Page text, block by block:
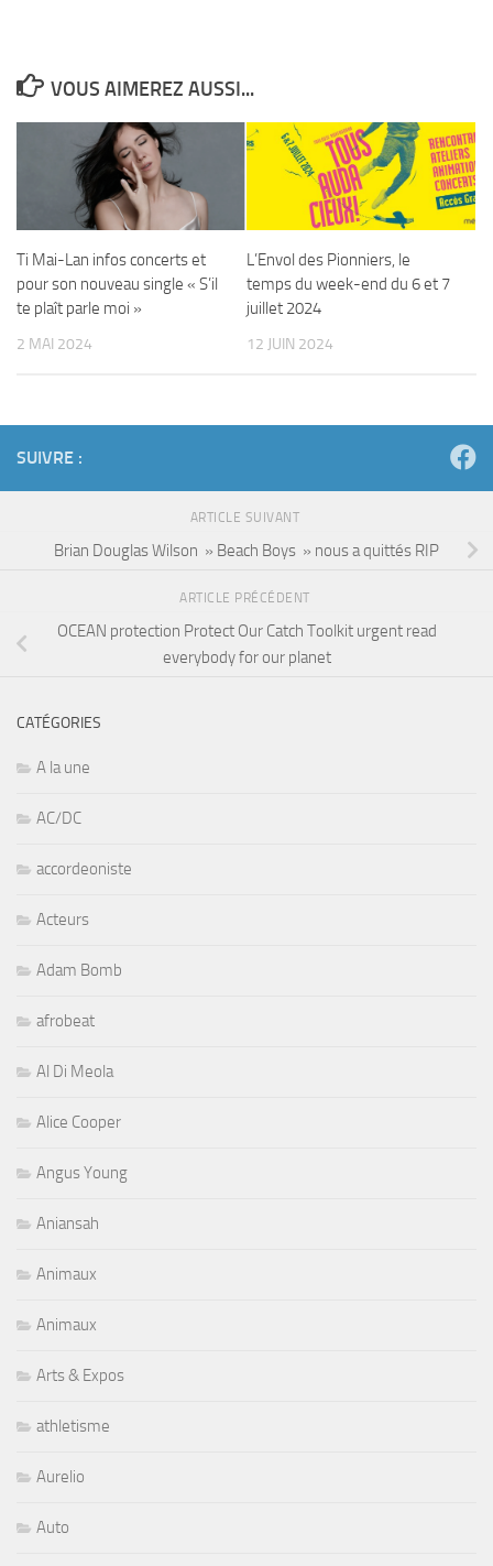
VOUS AIMEREZ AUSSI...
Ti Mai-Lan infos concerts et
pour son nouveau single « S’il
te plaît parle moi »
2 MAI 2024
L’Envol des Pionniers, le
temps du week-end du 6 et 7
juillet 2024
12 JUIN 2024
SUIVRE :
ARTICLE SUIVANT
Brian Douglas Wilson » Beach Boys » nous a quittés RIP
ARTICLE PRÉCÉDENT
OCEAN protection Protect Our Catch Toolkit urgent read
everybody for our planet
CATÉGORIES
A la une
AC/DC
accordeoniste
Acteurs
Adam Bomb
afrobeat
Al Di Meola
Alice Cooper
Angus Young
Aniansah
Animaux
Animaux
Arts & Expos
athletisme
Aurelio
Auto